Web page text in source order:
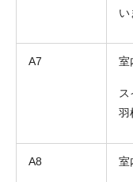
い
A7 室
羽
A8 室